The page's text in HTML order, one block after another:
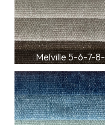
Melville 5-6-7-